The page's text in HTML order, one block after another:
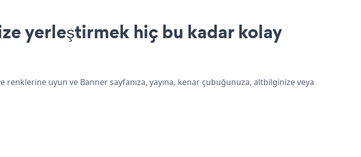
yerleştirmek hiç bu kadar kolay
uyun ve Banner sayfanıza, yayına, kenar çubuğunuza, altbilginize veya